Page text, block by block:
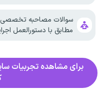
سوالات مصاحبه تخصصی
مطابق با دستورالعمل
برای مشاهده تجربیات